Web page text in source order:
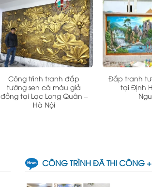
Công trình tranh đắp
tường sen cá màu giả
đồng tại Lạc Long Quân –
Hà Nội
Đắp tranh
tại Định
CÔNG TRÌNH ĐÃ THI CÔNG